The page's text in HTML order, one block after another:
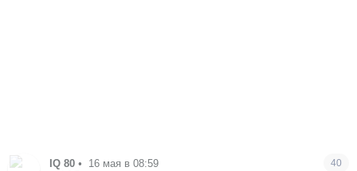
IQ 80 • 16 мая в 08:59 40